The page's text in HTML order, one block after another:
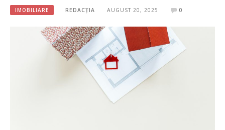
IMOBILIARE REDACȚIA AUGUST 20, 2025 0